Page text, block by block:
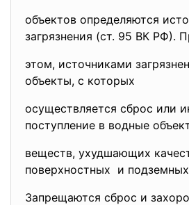
объектов определяются
загрязнения (ст. 95 ВК РФ).
этом, источниками
объекты, с которых
осуществляется сброс или
поступление в водные
веществ, ухудшающих
поверхностных и
Запрещаются сброс и